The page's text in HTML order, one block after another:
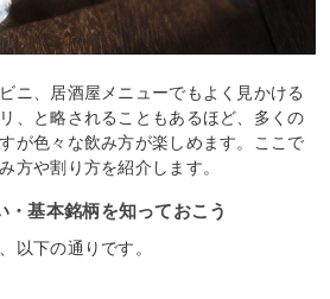
ニ、居酒屋メニューでもよく見かける
、と略されることもあるほど、多くの
が色々な飲み方が楽しめます。ここで
方や割り方を紹介します。
・基本銘柄を知っておこう
以下の通りです。